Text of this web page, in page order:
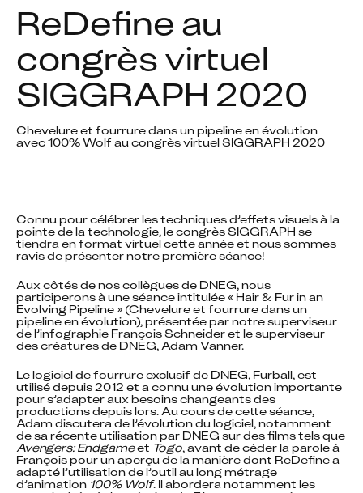
ReDefine au
congrès virtuel
SIGGRAPH 2020
Chevelure et fourrure dans un pipeline en évolution
avec 100% Wolf au congrès virtuel SIGGRAPH 2020
Connu pour célébrer les techniques d’effets visuels à la
pointe de la technologie, le congrès SIGGRAPH se
tiendra en format virtuel cette année et nous sommes
ravis de présenter notre première séance!
Aux côtés de nos collègues de DNEG, nous
participerons à une séance intitulée « Hair & Fur in an
Evolving Pipeline » (Chevelure et fourrure dans un
pipeline en évolution), présentée par notre superviseur
de l’infographie François Schneider et le superviseur
des créatures de DNEG, Adam Vanner.
Le logiciel de fourrure exclusif de DNEG, Furball, est
utilisé depuis 2012 et a connu une évolution importante
pour s’adapter aux besoins changeants des
productions depuis lors. Au cours de cette séance,
Adam discutera de l’évolution du logiciel, notamment
Avengers: Endgame et Togo, avant de céder la parole à
François pour un aperçu de la manière dont ReDefine a
adapté l’utilisation de l’outil au long métrage
d’animation 100% Wolf. Il abordera notamment les